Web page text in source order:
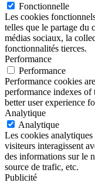
Fonctionnelle
Les cookies
telles que le partage du
médias sociaux, la
fonctionnalités tierces.
Performance
Performance
Performance cookies
performance indexes
better user experience
Analytique
Analytique
Les cookies
visiteurs interagissent
des informations sur le
source de trafic, etc.
Publicité